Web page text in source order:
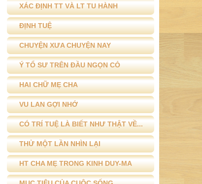
XÁC ĐỊNH TT VÀ LT TU HÀNH
ĐỊNH TUỆ
CHUYỆN XƯA CHUYỆN NAY
Ý TỔ SƯ TRÊN ĐẦU NGỌN CỎ
HAI CHỮ MẸ CHA
VU LAN GỢI NHỚ
CÓ TRÍ TUỆ LÀ BIẾT NHƯ THẬT VỀ...
THỬ MỘT LẦN NHÌN LẠI
HT CHA MẸ TRONG KINH DUY-MA